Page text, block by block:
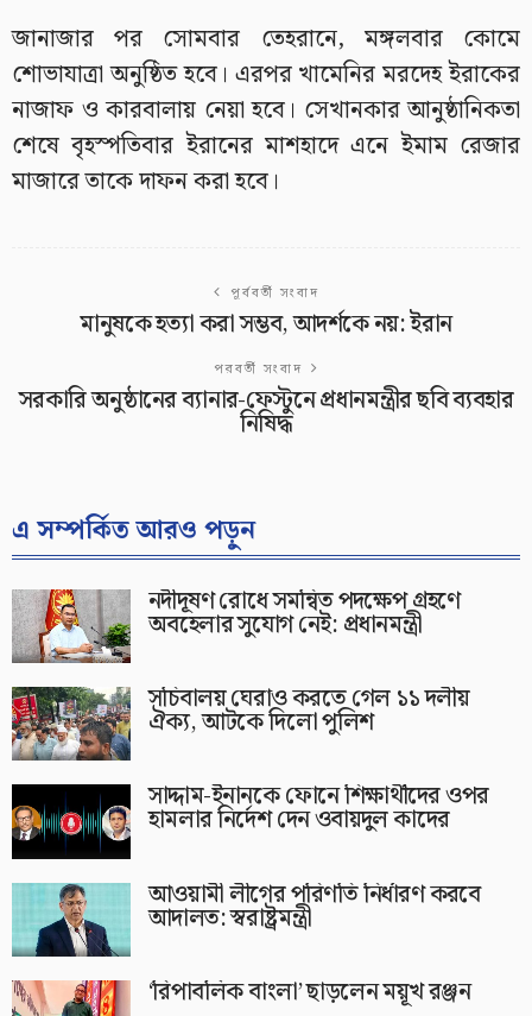
জানাজার পর সোমবার তেহরানে, মঙ্গলবার কোমে
শোভাযাত্রা অনুষ্ঠিত হবে। এরপর খামেনির মরদেহ ইরাকের
নাজাফ ও কারবালায় নেয়া হবে। সেখানকার আনুষ্ঠানিকতা
শেষে বৃহস্পতিবার ইরানের মাশহাদে এনে ইমাম রেজার
মাজারে তাকে দাফন করা হবে।
পূর্ববর্তী সংবাদ
মানুষকে হত্যা করা সম্ভব, আদর্শকে নয়: ইরান
পরবর্তী সংবাদ
সরকারি অনুষ্ঠানের ব্যানার-ফেস্টুনে প্রধানমন্ত্রীর ছবি ব্যবহার
নিষিদ্ধ
এ সম্পর্কিত আরও পড়ুন
নদীদূষণ রোধে সমন্বিত পদক্ষেপ গ্রহণে
অবহেলার সুযোগ নেই: প্রধানমন্ত্রী
সচিবালয় ঘেরাও করতে গেল ১১ দলীয়
ঐক্য, আটকে দিলো পুলিশ
সাদ্দাম-ইনানকে ফোনে শিক্ষার্থীদের ওপর
হামলার নির্দেশ দেন ওবায়দুল কাদের
আওয়ামী লীগের পরিণতি নির্ধারণ করবে
আদালত: স্বরাষ্ট্রমন্ত্রী
‘রিপাবলিক বাংলা’ ছাড়লেন ময়ূখ রঞ্জন